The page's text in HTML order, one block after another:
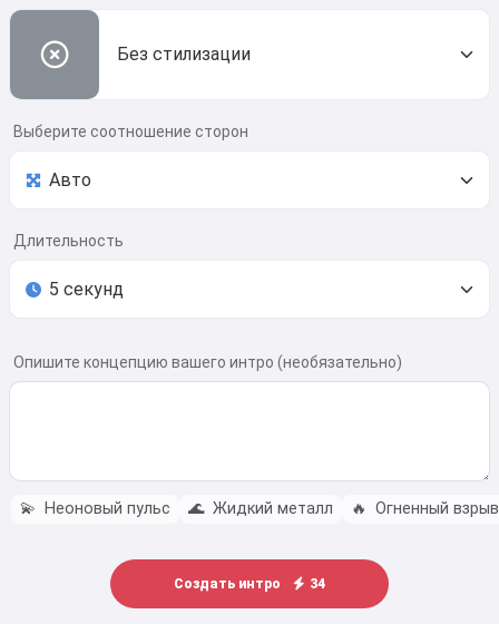
Без стилизации
Выберите соотношение сторон
Длительность
Опишите концепцию вашего интро (необязательно)
💫 Неоновый пульс 🌊 Жидкий металл 🔥 Огненный взрыв
Создать интро 34